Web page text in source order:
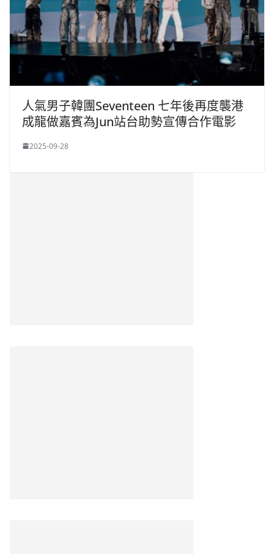
人氣男子韓團Seventeen 七年後再度襲港
成龍做嘉賓為Jun站台助勢宣傳合作電影
2025-09-28